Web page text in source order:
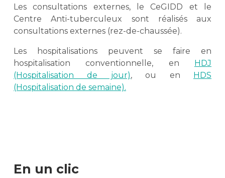
Les consultations externes, le CeGIDD et le
Centre Anti-tuberculeux sont réalisés aux
consultations externes (rez-de-chaussée).
Les hospitalisations peuvent se faire en
hospitalisation conventionnelle, en
HDJ
(Hospitalisation de jour), ou en
HDS
(Hospitalisation de semaine).
En un clic